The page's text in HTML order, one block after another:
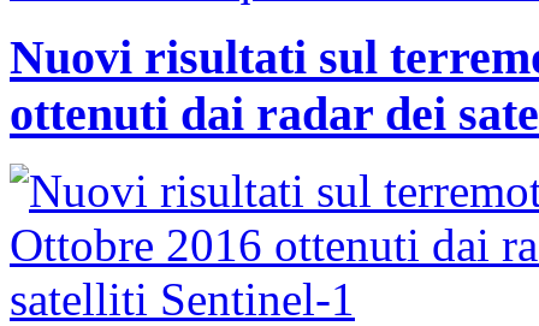
Nuovi risultati sul
ottenuti dai radar dei